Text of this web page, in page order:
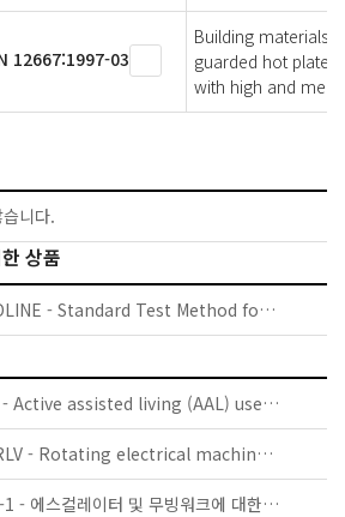
12667:1997-03
Building materials
guarded hot plate
with high and
니다.
상품
ASTM C177-19 REDLINE - Standard Test Method for Steady-State Heat Flux Measurements and Thermal Transmission Properties by Means of the Guarded-Hot-Plate Apparatus
IEC TS 63134:2020 - Active assisted living (AAL) use cases
IEC 60034-5:2020 RLV - Rotating electrical machines - Part 5: Degrees of protection provided by the integral design of rotating electrical machines (IP code) - Classification
KS B ISO/TS 25740-1 - 에스컬레이터 및 무빙워크에 대한 안전요건 — 제1부: 세계공통 필수 안전요건(GESRs)